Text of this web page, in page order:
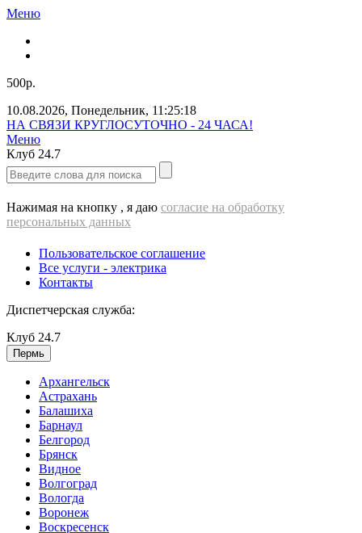
Меню
500р.
10.08.2026, Понедельник, 11:25:18
НА СВЯЗИ КРУГЛОСУТОЧНО - 24 ЧАСА!
Меню
Клуб 24.7
Нажимая на кнопку , я даю согласие на обработку
персональных данных
Пользовательское соглашение
Все услуги - электрика
Контакты
Диспетчерская служба:
Клуб 24.7
Пермь
Архангельск
Астрахань
Балашиха
Барнаул
Белгород
Брянск
Видное
Волгоград
Вологда
Воронеж
Воскресенск